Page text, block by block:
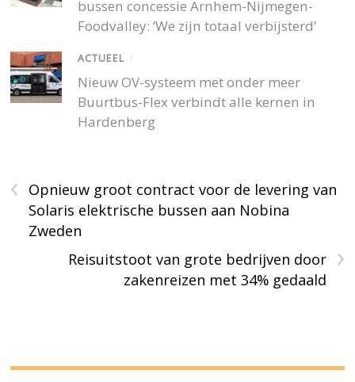
bussen concessie Arnhem-Nijmegen-
Foodvalley: ‘We zijn totaal verbijsterd’
ACTUEEL /
Nieuw OV-systeem met onder meer
Buurtbus-Flex verbindt alle kernen in
Hardenberg
‹
Opnieuw groot contract voor de levering van
Solaris elektrische bussen aan Nobina
Zweden
›
Reisuitstoot van grote bedrijven door
zakenreizen met 34% gedaald